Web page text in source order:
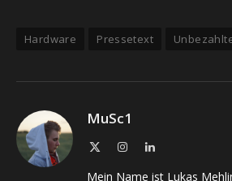
Hardware Pressetext
MuSc1
InstagramLinkedIn
Mein Name ist Lukas